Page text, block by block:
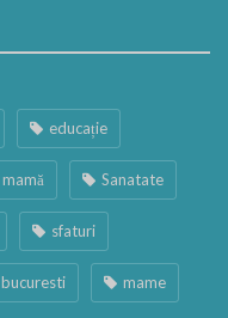
educație
mamă Sanatate
sfaturi
bucuresti mame